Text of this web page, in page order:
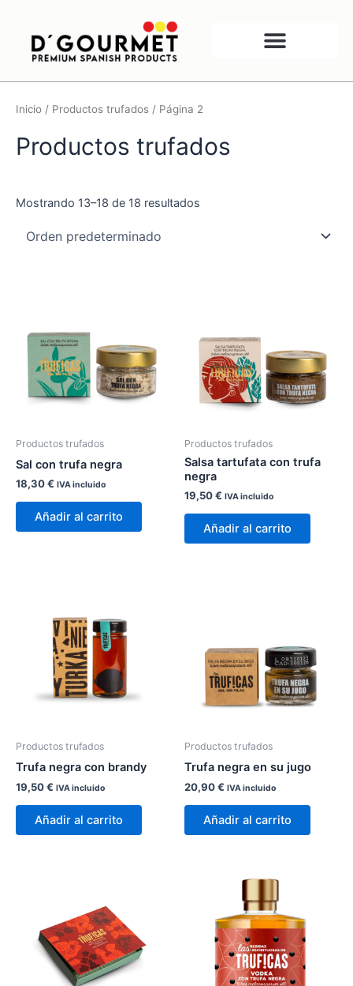
contenido
Inicio / Productos trufados / Página 2
Productos trufados
Mostrando 13–18 de 18 resultados
Productos trufados
Sal con trufa negra
18,30€ IVA incluido
Añadir al carrito
Productos trufados
Salsa tartufata con trufa
negra
19,50€ IVA incluido
Añadir al carrito
Productos trufados
Trufa negra con brandy
19,50€ IVA incluido
Añadir al carrito
Productos trufados
Trufa negra en su jugo
20,90€ IVA incluido
Añadir al carrito